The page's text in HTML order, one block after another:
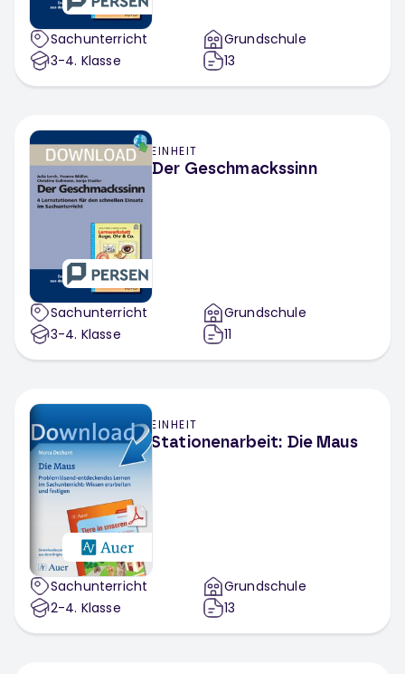
Sachunterricht
3-4. Klasse
Grundschule
13
EINHEIT
Der Geschmackssinn
Sachunterricht
3-4. Klasse
Grundschule
11
EINHEIT
Stationenarbeit: Die Maus
Sachunterricht
2-4. Klasse
Grundschule
13